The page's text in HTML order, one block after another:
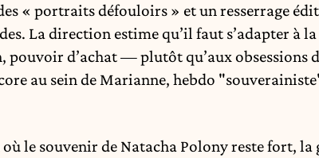
« portraits défouloirs » et un resserrage
La direction estime qu’il faut s’adapter à
d’achat — plutôt qu’aux obsessions
au sein de Marianne, hebdo
le souvenir de Natacha Polony reste fort, la